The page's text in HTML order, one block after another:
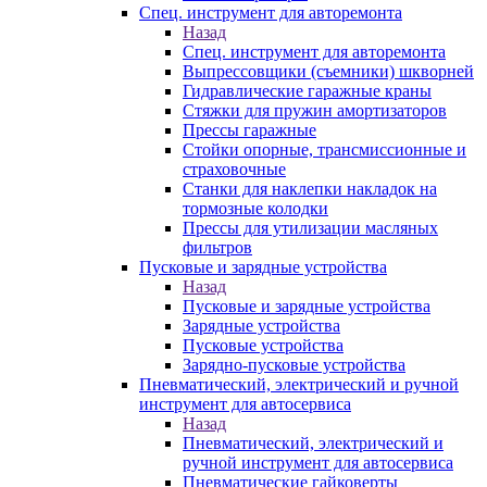
Спец. инструмент для авторемонта
Назад
Спец. инструмент для авторемонта
Выпрессовщики (съемники) шкворней
Гидравлические гаражные краны
Стяжки для пружин амортизаторов
Прессы гаражные
Стойки опорные, трансмиссионные и
страховочные
Станки для наклепки накладок на
тормозные колодки
Прессы для утилизации масляных
фильтров
Пусковые и зарядные устройства
Назад
Пусковые и зарядные устройства
Зарядные устройства
Пусковые устройства
Зарядно-пусковые устройства
Пневматический, электрический и ручной
инструмент для автосервиса
Назад
Пневматический, электрический и
ручной инструмент для автосервиса
Пневматические гайковерты